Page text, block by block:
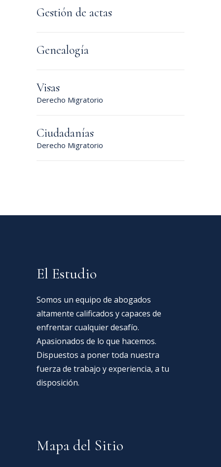
Gestión de actas
Genealogía
Visas
Derecho Migratorio
Ciudadanías
Derecho Migratorio
El Estudio
Somos un equipo de abogados
altamente calificados y capaces de
enfrentar cualquier desafío.
Apasionados de lo que hacemos.
Dispuestos a poner toda nuestra
fuerza de trabajo y experiencia, a tu
disposición.
Mapa del Sitio